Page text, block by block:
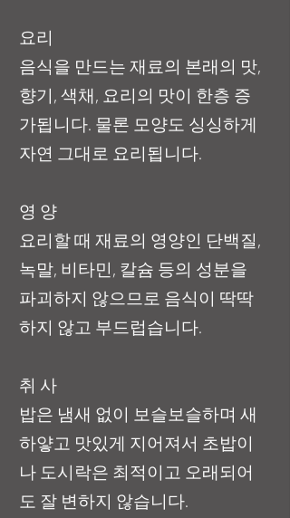
요리
음식을 만드는 재료의 본래의 맛,
향기, 색채, 요리의 맛이 한층 증
가됩니다. 물론 모양도 싱싱하게
자연 그대로 요리됩니다.
영 양
요리할 때 재료의 영양인 단백질,
녹말, 비타민, 칼슘 등의 성분을
파괴하지 않으므로 음식이 딱딱
하지 않고 부드럽습니다.
취 사
밥은 냄새 없이 보슬보슬하며 새
하얗고 맛있게 지어져서 초밥이
나 도시락은 최적이고 오래되어
도 잘 변하지 않습니다.